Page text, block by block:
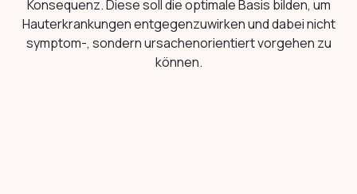
Konsequenz. Diese soll die optimale Basis bilden, um
Hauterkrankungen entgegenzuwirken und dabei nicht
symptom-, sondern ursachenorientiert vorgehen zu
können.